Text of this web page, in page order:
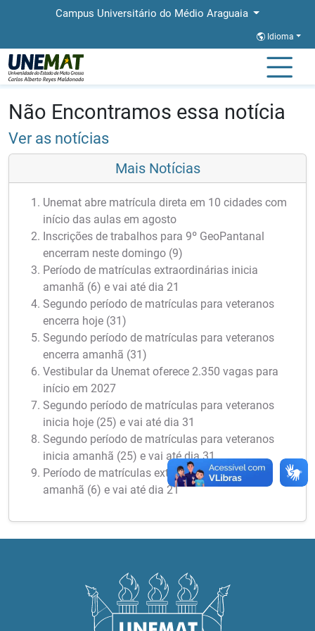
Campus Universitário do Médio Araguaia
Idioma
Página Inicial
Não Encontramos essa notícia
Ver as notícias
Mais Notícias
Unemat abre matrícula direta em 10 cidades com
início das aulas em agosto
Inscrições de trabalhos para 9º GeoPantanal
encerram neste domingo (9)
Período de matrículas extraordinárias inicia
amanhã (6) e vai até dia 21
Segundo período de matrículas para veteranos
encerra hoje (31)
Segundo período de matrículas para veteranos
encerra amanhã (31)
Vestibular da Unemat oferece 2.350 vagas para
início em 2027
Segundo período de matrículas para veteranos
inicia hoje (25) e vai até dia 31
Segundo período de matrículas para veteranos
inicia amanhã (25) e vai até dia 31
Período de matrículas extraordinárias inicia
amanhã (6) e vai até dia 21